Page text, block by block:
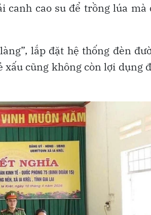
canh cao su để trồng lúa mà
lắp đặt hệ thống đèn
cũng không còn lợi dụng